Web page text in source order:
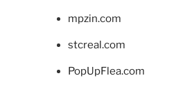
mpzin.com
stcreal.com
PopUpFlea.com